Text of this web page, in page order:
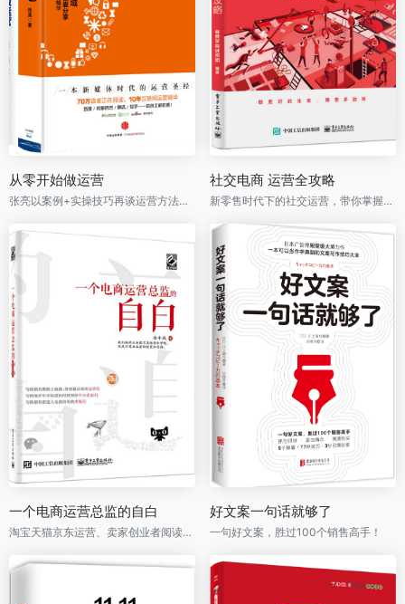
从零开始做运营
张亮以案例+实操技巧再谈运营方法、运营人职业规划！刘润作序推荐！
社交电商 运营全攻略
新零售时代下的社交运营，带你掌握展现、推广、互动、留存、成交、复购等各种玩法
一个电商运营总监的自白
淘宝天猫京东运营、卖家创业者阅读，教你准确找到电商切入点，电商创业思维升级之作！
好文案一句话就够了
一句好文案，胜过100个销售高手！